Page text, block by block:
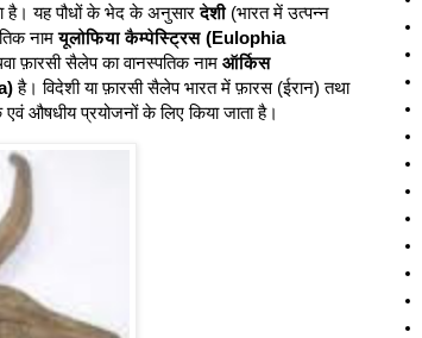
है। यह पौधों के भेद के अनुसारदेशी(भारत में उत्पन्न
नामयूलोफिया कैम्पेस्ट्रिस (Eulophia
फ़ारसी सैलेप का वानस्पतिक नाम ऑर्किस
है। विदेशी या फ़ारसी सैलेप भारत में फ़ारस (ईरान) तथा
औषधीय प्रयोजनों के लिए किया जाता है।